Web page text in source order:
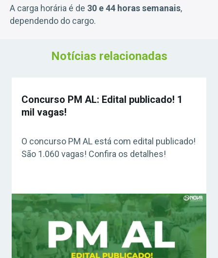
A carga horária é de 30 e 44 horas semanais,
dependendo do cargo.
Notícias relacionadas
Concurso PM AL: Edital publicado! 1
mil vagas!
O concurso PM AL está com edital publicado!
São 1.060 vagas! Confira os detalhes!